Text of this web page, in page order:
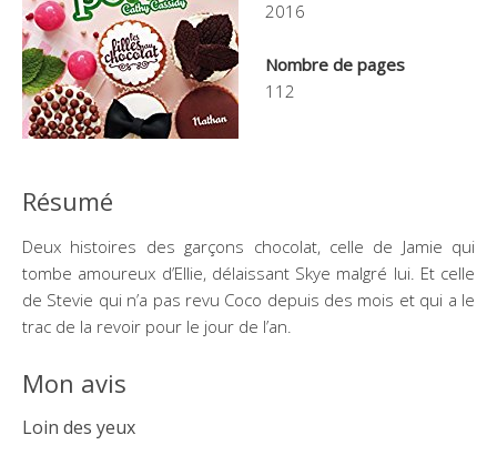
2016
Nombre de pages
112
Résumé
Deux histoires des garçons chocolat, celle de Jamie qui
tombe amoureux d’Ellie, délaissant Skye malgré lui. Et celle
de Stevie qui n’a pas revu Coco depuis des mois et qui a le
trac de la revoir pour le jour de l’an.
Mon avis
Loin des yeux